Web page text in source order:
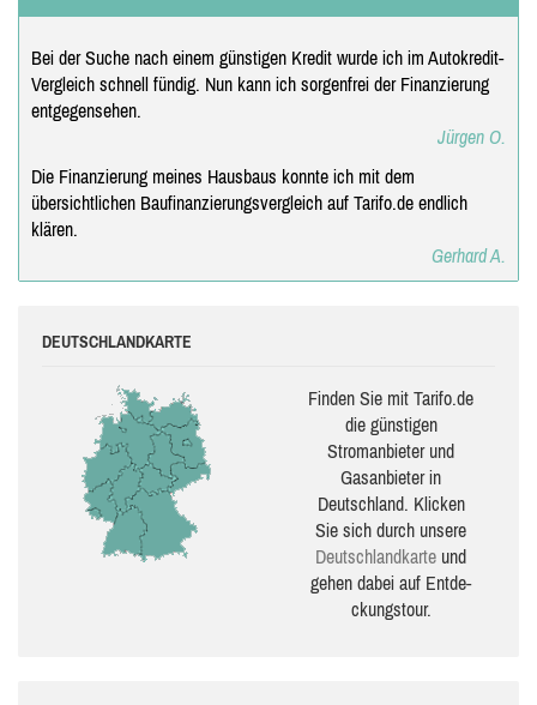
Bei der Suche nach einem günstigen Kredit wurde ich im Autokredit-
Vergleich schnell fündig. Nun kann ich sorgenfrei der Finanzierung
entgegensehen.
Jürgen O.
Die Finanzierung meines Hausbaus konnte ich mit dem
übersichtlichen Baufinanzierungsvergleich auf Tarifo.de endlich
klären.
Gerhard A.
DEUTSCHLANDKARTE
Finden Sie mit Tarifo.de
die güns­ti­gen
Stromanbieter und
Gasanbieter in
Deutschland. Klicken
Sie sich durch unsere
Deutsch­land­karte und
gehen dabei auf Ent­de­
ckungs­tour.